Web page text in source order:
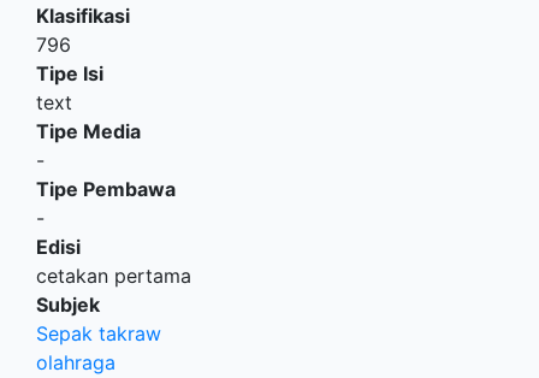
Klasifikasi
796
Tipe Isi
text
Tipe Media
-
Tipe Pembawa
-
Edisi
cetakan pertama
Subjek
Sepak takraw
olahraga